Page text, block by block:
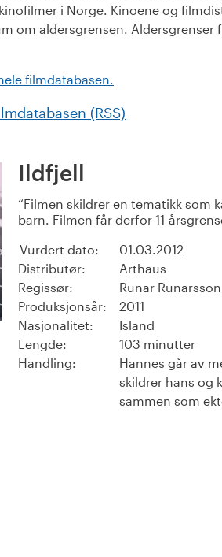
i Norge. Kinoene og
om aldersgrensen. Aldersgrenser
filmdatabasen.
(RSS)
Ildfjell
Filmen skildrer en tematikk som
barn. Filmen får derfor 11-
Vurdert dato:
01.03.2012
Distributør:
Arthaus
Regissør:
Runar Runarsson
Produksjonsår:
2011
Nasjonalitet:
Island
Lengde:
103 minutter
Handling:
Hannes går av
skildrer hans og
sammen som